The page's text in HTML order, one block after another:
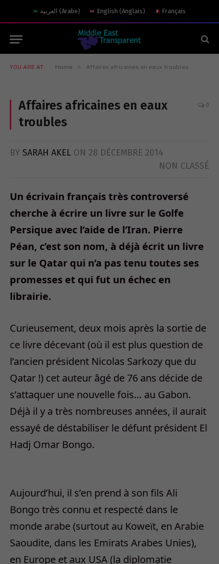
العربية (Arabe) English (Anglais) Français
YOU ARE AT: Home » Affaires africaines en eaux troubles
Affaires africaines en eaux
troubles
0
BY SARAH AKEL ON 28 DÉCEMBRE 2014
NON CLASSÉ
Un écrivain français très controversé
cherche à écrire un livre sur le Golfe
Persique avec l’aide de l’Iran. Pierre
Péan, c’est son nom, à déjà écrit un livre
sur le Qatar qui n’a pas tenu toutes ses
promesses et qui fut un échec en
librairie.
Curieusement, deux mois après la sortie de
ce livre décevant (où il est plus question de
l’ancien président Nicolas Sarkozy que du
Qatar !) cet auteur âgé de 76 ans décide de
s’attaquer une nouvelle fois… au Gabon.
Déjà il y a très nombreuses années, il aurait
essayé de déstabiliser le défunt président El
Hadj Omar Bongo.
Aujourd’hui, il s’en prend à son fils Ali
Bongo très connu et respecté dans le
monde arabe (surtout au Koweït, en Arabie
Saoudite, dans les Emirats Arabes Unies),
en Europe et aux USA (la diplomatie